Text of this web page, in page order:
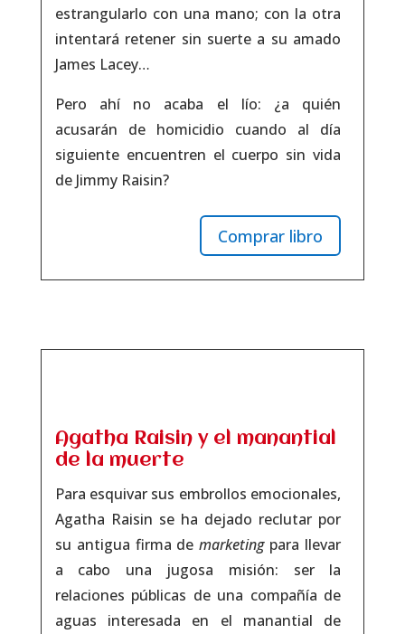
estrangularlo con una mano; con la otra
intentará retener sin suerte a su amado
James Lacey…
Pero ahí no acaba el lío: ¿a quién
acusarán de homicidio cuando al día
siguiente encuentren el cuerpo sin vida
de Jimmy Raisin?
Comprar libro
Agatha Raisin y el manantial
de la muerte
Para esquivar sus embrollos emocionales,
Agatha Raisin se ha dejado reclutar por
su antigua firma demarketingpara llevar
a cabo una jugosa misión: ser la
relaciones públicas de una compañía de
aguas interesada en el manantial de